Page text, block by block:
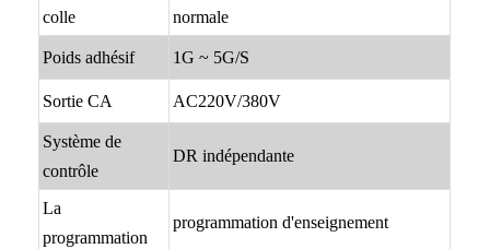
colle
normale
Poids adhésif 1G ~ 5G/S
Sortie CA AC220V/380V
Système de
contrôle
DR indépendante
La
programmation
programmation d'enseignement